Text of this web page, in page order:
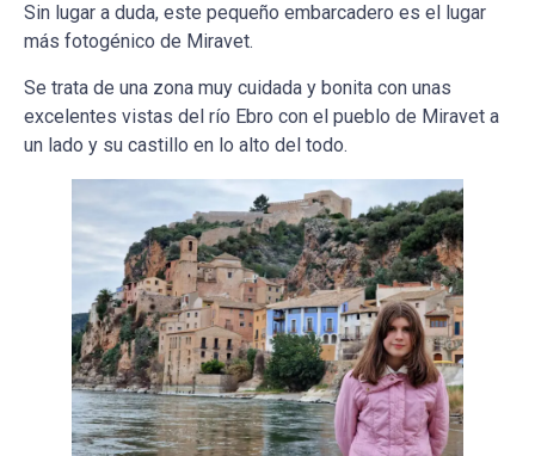
Sin lugar a duda, este pequeño embarcadero es el lugar
más fotogénico de Miravet.
Se trata de una zona muy cuidada y bonita con unas
excelentes vistas del río Ebro con el pueblo de Miravet a
un lado y su castillo en lo alto del todo.